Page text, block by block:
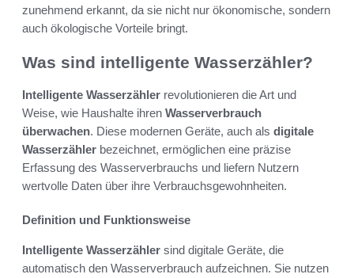
zunehmend erkannt, da sie nicht nur ökonomische, sondern
auch ökologische Vorteile bringt.
Was sind intelligente Wasserzähler?
Intelligente Wasserzähler revolutionieren die Art und
Weise, wie Haushalte ihren Wasserverbrauch
überwachen. Diese modernen Geräte, auch als digitale
Wasserzähler bezeichnet, ermöglichen eine präzise
Erfassung des Wasserverbrauchs und liefern Nutzern
wertvolle Daten über ihre Verbrauchsgewohnheiten.
Definition und Funktionsweise
Intelligente Wasserzähler sind digitale Geräte, die
automatisch den Wasserverbrauch aufzeichnen. Sie nutzen